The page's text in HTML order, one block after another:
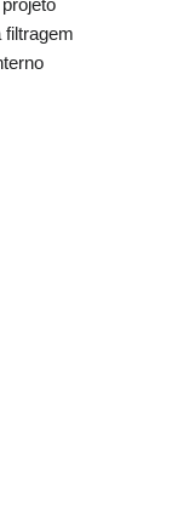
filtragem